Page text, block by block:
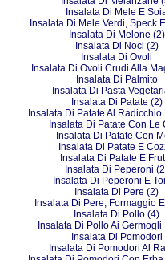
Insalata Di Mele E
Insalata Di Mele Verdi, Speck
Insalata Di Melone (2)
Insalata Di Noci (2)
Insalata Di Ovoli
Insalata Di Ovoli Crudi Alla
Insalata Di Palmito
Insalata Di Pasta
Insalata Di Patate (2)
Insalata Di Patate Al Radicchio
Insalata Di Patate Con Le
Insalata Di Patate Con
Insalata Di Patate E
Insalata Di Patate E
Insalata Di Peperoni
Insalata Di Peperoni E
Insalata Di Pere (2)
Insalata Di Pere, Formaggio
Insalata Di Pollo (4)
Insalata Di Pollo Ai Germogli
Insalata Di Pomodori
Insalata Di Pomodori Al